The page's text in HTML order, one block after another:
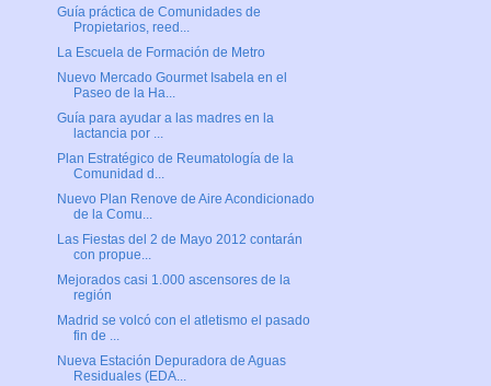
Guía práctica de Comunidades de
Propietarios, reed...
La Escuela de Formación de Metro
Nuevo Mercado Gourmet Isabela en el
Paseo de la Ha...
Guía para ayudar a las madres en la
lactancia por ...
Plan Estratégico de Reumatología de la
Comunidad d...
Nuevo Plan Renove de Aire Acondicionado
de la Comu...
Las Fiestas del 2 de Mayo 2012 contarán
con propue...
Mejorados casi 1.000 ascensores de la
región
Madrid se volcó con el atletismo el pasado
fin de ...
Nueva Estación Depuradora de Aguas
Residuales (EDA...